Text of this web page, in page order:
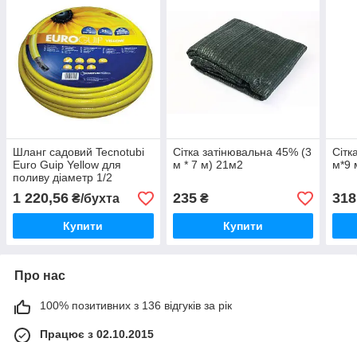
Шланг садовий Tecnotubi
Euro Guip Yellow для
поливу діаметр 1/2
дюйма, довжина 50 м
(EGY 1/2 50)
1 220,56 ₴/бухта
Купити
Сітка затінювальна 45% (3
м * 7 м) 21м2
235₴
Купити
м*9
318
Про нас
100% позитивних з 136 відгуків за рік
Працює з 02.10.2015